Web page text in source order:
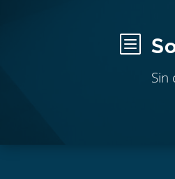
b
Sin